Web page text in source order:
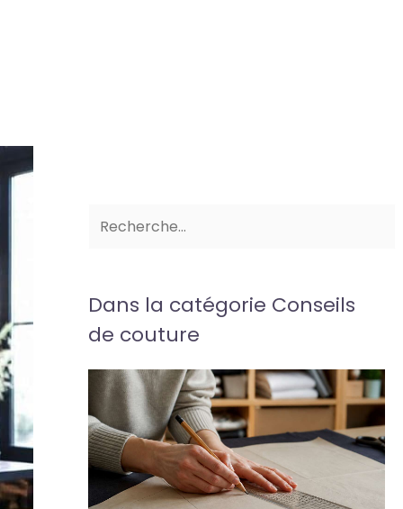
Dans la catégorie Conseils
de couture